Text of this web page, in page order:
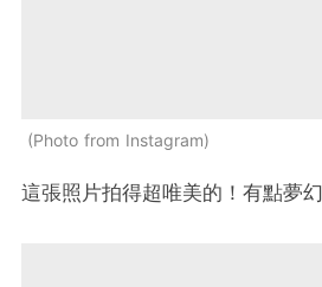
Photo from Instagram
這張照片拍得超唯美的！有點夢幻